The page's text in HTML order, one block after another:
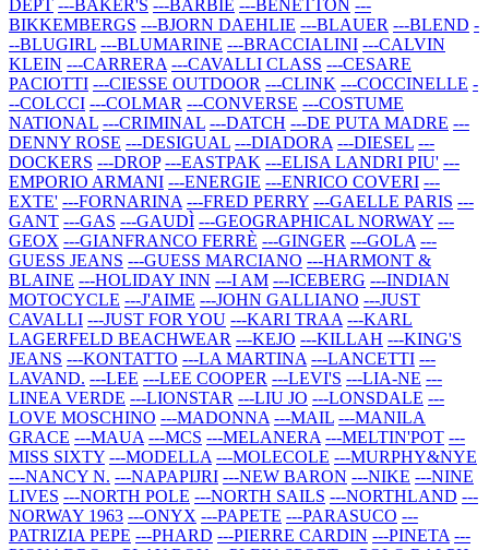
DEPT ---BAKER'S ---BARBIE ---BENETTON ---
BIKKEMBERGS ---BJORN DAEHLIE ---BLAUER ---BLEND -
--BLUGIRL ---BLUMARINE ---BRACCIALINI ---CALVIN
KLEIN ---CARRERA ---CAVALLI CLASS ---CESARE
PACIOTTI ---CIESSE OUTDOOR ---CLINK ---COCCINELLE -
--COLCCI ---COLMAR ---CONVERSE ---COSTUME
NATIONAL ---CRIMINAL ---DATCH ---DE PUTA MADRE ---
DENNY ROSE ---DESIGUAL ---DIADORA ---DIESEL ---
DOCKERS ---DROP ---EASTPAK ---ELISA LANDRI PIU' ---
EMPORIO ARMANI ---ENERGIE ---ENRICO COVERI ---
EXTE' ---FORNARINA ---FRED PERRY ---GAELLE PARIS ---
GANT ---GAS ---GAUDÌ ---GEOGRAPHICAL NORWAY ---
GEOX ---GIANFRANCO FERRÈ ---GINGER ---GOLA ---
GUESS JEANS ---GUESS MARCIANO ---HARMONT &
BLAINE ---HOLIDAY INN ---I AM ---ICEBERG ---INDIAN
MOTOCYCLE ---J'AIME ---JOHN GALLIANO ---JUST
CAVALLI ---JUST FOR YOU ---KARI TRAA ---KARL
LAGERFELD BEACHWEAR ---KEJO ---KILLAH ---KING'S
JEANS ---KONTATTO ---LA MARTINA ---LANCETTI ---
LAVAND. ---LEE ---LEE COOPER ---LEVI'S ---LIA-NE ---
LINEA VERDE ---LIONSTAR ---LIU JO ---LONSDALE ---
LOVE MOSCHINO ---MADONNA ---MAIL ---MANILA
GRACE ---MAUA ---MCS ---MELANERA ---MELTIN'POT ---
MISS SIXTY ---MODELLA ---MOLECOLE ---MURPHY&NYE
---NANCY N. ---NAPAPIJRI ---NEW BARON ---NIKE ---NINE
LIVES ---NORTH POLE ---NORTH SAILS ---NORTHLAND ---
NORWAY 1963 ---ONYX ---PAPETE ---PARASUCO ---
PATRIZIA PEPE ---PHARD ---PIERRE CARDIN ---PINETA ---